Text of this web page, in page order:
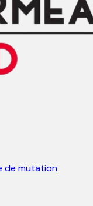
de mutation